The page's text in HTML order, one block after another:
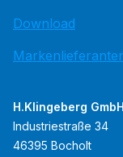
Download
H.Klingeberg GmbH
Industriestraße 34
46395 Bocholt